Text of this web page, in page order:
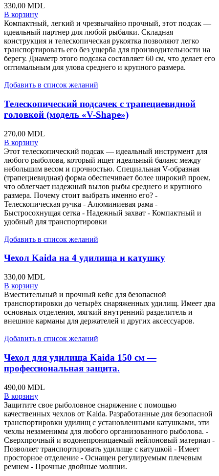
330,00 MDL
В корзину
Компактный, легкий и чрезвычайно прочный, этот подсак —
идеальный партнер для любой рыбалки. Складная
конструкция и телескопическая рукоятка позволяют легко
транспортировать его без ущерба для производительности на
берегу. Диаметр этого подсака составляет 60 см, что делает его
оптимальным для улова среднего и крупного размера.
Добавить в список желаний
Телескопический подсачек с трапециевидной
головкой (модель «V-Shape»)
270,00 MDL
В корзину
Этот телескопический подсак — идеальный инструмент для
любого рыболова, который ищет идеальный баланс между
небольшим весом и прочностью. Специальная V-образная
(трапециевидная) форма обеспечивает более широкий проем,
что облегчает надежный вылов рыбы среднего и крупного
размера. Почему стоит выбрать именно его? -
Телескопическая ручка - Алюминиевая рама -
Быстросохнущая сетка - Надежный захват - Компактный и
удобный для транспортировки
Добавить в список желаний
Чехол Kaida на 4 удилища и катушку
330,00 MDL
В корзину
Вместительный и прочный кейс для безопасной
транспортировки до четырёх снаряженных удилищ. Имеет два
основных отделения, мягкий внутренний разделитель и
внешние карманы для держателей и других аксессуаров.
Добавить в список желаний
Чехол для удилища Kaida 150 см —
профессиональная защита.
490,00 MDL
В корзину
Защитите свое рыболовное снаряжение с помощью
качественных чехлов от Kaida. Разработанные для безопасной
транспортировки удилищ с установленными катушками, эти
чехлы незаменимы для любого организованного рыболова. -
Сверхпрочный и водонепроницаемый нейлоновый материал -
Позволяет транспортировать удилище с катушкой - Имеет
просторное отделение - Оснащен регулируемым плечевым
ремнем - Прочные двойные молнии.